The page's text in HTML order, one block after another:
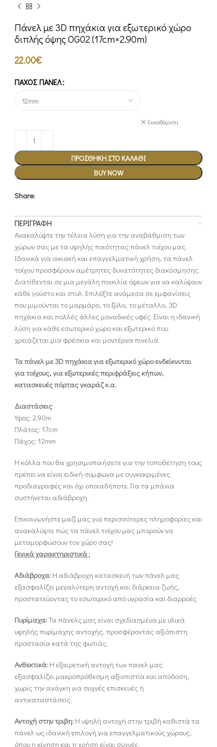
Πάνελ με 3D πηχάκια για εξωτερικό χώρο
διπλής όψης OG02 (17cm×2.90m)
22.00€
ΠΆΧΟΣ ΠΆΝΕΛ
Εκκαθάριση
ΠΡΟΣΘΉΚΗ ΣΤΟ ΚΑΛΆΘΙ
BUY NOW
Share:
ΠΕΡΙΓΡΑΦΉ
Ανακαλύψτε την τέλεια λύση για την αναβάθμιση των
χώρων σας με τα υψηλής ποιότητας πάνελ τοίχου μας.
Ιδανικά για οικιακή και επαγγελματική χρήση, τα πάνελ
τοίχου προσφέρουν αμέτρητες δυνατότητες διακόσμησης.
Διατίθενται σε μια μεγάλη ποικιλία όψεων για να καλύψουν
κάθε γούστο και στυλ. Επιλέξτε ανάμεσα σε εμφανίσεις
που μιμούνται το μαρμάρο, το ξύλο, το μέταλλο, 3D
πηχάκια και πολλές άλλες μοναδικές υφές. Είναι η ιδανική
λύση για κάθε εσωτερικό χώρο και εξωτερικό που
χρειάζεται μια φρέσκια και μοντέρνα πινελιά.
Τα πάνελ με 3D πηχάκια για εξωτερικό χώρο ενδείκνυται
για τοίχους, για εξωτερικές περιφράξεις κήπων,
κατασκευές πόρτας γκαράζ κ.α.
Διαστάσεις
Υψος: 2.90m
Πλάτος: 17cm
Πάχος: 12mm
Η κόλλα που θα χρησιμοποιήσετε για την τοποθέτηση τους
πρέπει να είναι ειδική σύμφωνα με συγκεκριμένες
προδιαγραφές και όχι οποιαδήποτε. Για τα μπάνια
συστήνεται αδιάβροχη.
Επικοινωνήστε μαζί μας για περισσότερες πληροφορίες και
ανακαλύψτε πώς τα πάνελ τοίχου μας μπορούν να
μεταμορφώσουν τον χώρο σας!
Γενικά χαρακτηριστικά :
Αδιάβροχα: Η αδιάβροχη κατασκευή των πάνελ μας
εξασφαλίζει μεγαλύτερη αντοχή και διάρκεια ζωής,
προστατεύοντας το εσωτερικό από υγρασία και διαρροές.
Πυρίμαχα:Τα πάνελς μας είναι σχεδιασμένα με υλικά
υψηλής πυρίμαχης αντοχής, προσφέροντας αξιόπιστη
προστασία κατά της φωτιάς.
Ανθεκτικά: Η εξαιρετική αντοχή των πανελ μας
εξασφαλίζει μακροπρόθεσμη αξιοπιστία και απόδοση,
χωρίς την ανάγκη για συχνές επισκευές ή
αντικαταστάσεις.
Αντοχή στην τριβη: Η υψηλή αντοχή στην τριβή καθιστά τα
πάνελ ως ιδανική επιλογή για επαγγελματικούς χώρους,
όπου η κίνηση και η χρήση είναι συχνές.